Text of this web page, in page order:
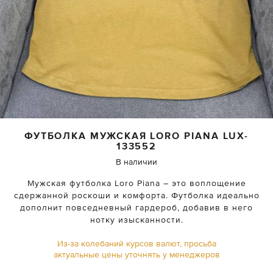
ФУТБОЛКА МУЖСКАЯ LORO PIANA LUX-
133552
В наличии
Мужская футболка Loro Piana – это воплощение
сдержанной роскоши и комфорта. Футболка идеально
дополнит повседневный гардероб, добавив в него
нотку изысканности.
Из-за колебаний курсов валют, просьба
актуальные цены уточнять у менеджеров